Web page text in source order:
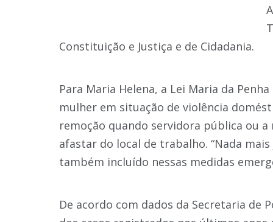
Constituição e Justiça e de Cidadania.
Para Maria Helena, a Lei Maria da
mulher em situação de violência
remoção quando servidora pública ou
afastar do local de trabalho. “Nada
também incluído nessas medidas
De acordo com dados da Secretaria de